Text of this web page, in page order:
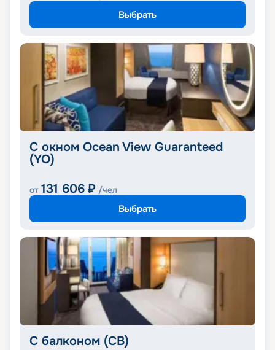
Выбрать
С окном Ocean View Guaranteed
(YO)
от 131 606 ₽ /чел
Выбрать
С балконом (CB)